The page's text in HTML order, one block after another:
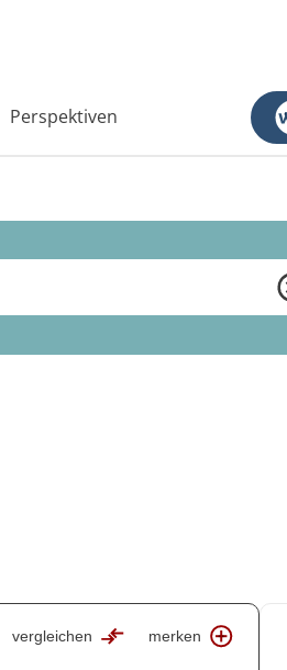
Perspektiven
vergleichen merken